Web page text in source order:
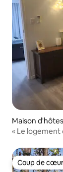
Maison
« Le logement
Coup de
Coup de